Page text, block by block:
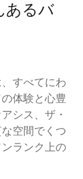
あるバ
すべてにわ
体験と心豊
シス、ザ・
空間でくつ
ランク上の